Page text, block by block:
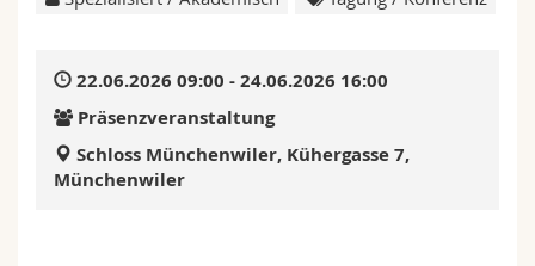
Math.-Nat. und Med. Fak.
Interfakultär
Mitarbeitende
Doktorierende
Vorlesungsverzeichnis
MyUnifr
22.06.2026 09:00 - 24.06.2026 16:00
Präsenzveranstaltung
Schloss Münchenwiler, Küher­gasse 7,
München­wiler